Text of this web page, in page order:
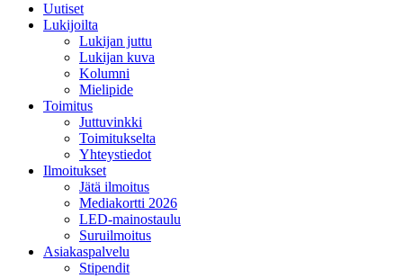
Uutiset
Lukijoilta
Lukijan juttu
Lukijan kuva
Kolumni
Mielipide
Toimitus
Juttuvinkki
Toimitukselta
Yhteystiedot
Ilmoitukset
Jätä ilmoitus
Mediakortti 2026
LED-mainostaulu
Suruilmoitus
Asiakaspalvelu
Stipendit